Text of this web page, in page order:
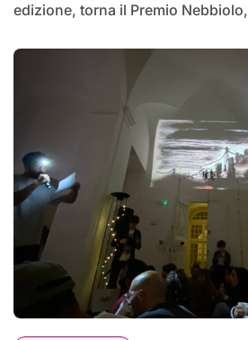
edizione, torna il Premio